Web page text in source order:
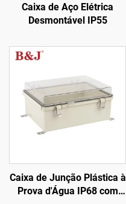
Caixa de Aço Elétrica
Desmontável IP55
Caixa de Junção Plástica à
Prova d'Água IP68 com